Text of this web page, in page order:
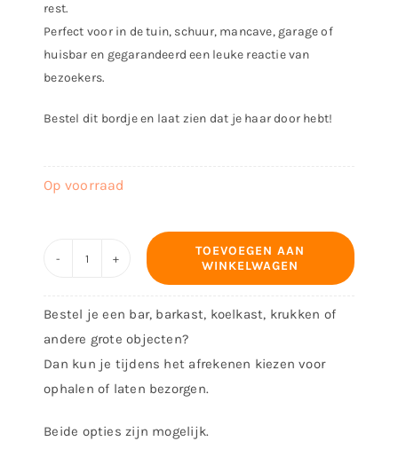
rest.
Perfect voor in de tuin, schuur, mancave, garage of
huisbar en gegarandeerd een leuke reactie van
bezoekers.
Bestel dit bordje en laat zien dat je haar door hebt!
Op voorraad
Decoratiebord
Pas
op
nieuwsgierige
buurvrouw
TOEVOEGEN AAN
WINKELWAGEN
Bestel je een bar, barkast, koelkast, krukken of
andere grote objecten?
Dan kun je tijdens het afrekenen kiezen voor
ophalen of laten bezorgen.
Beide opties zijn mogelijk.